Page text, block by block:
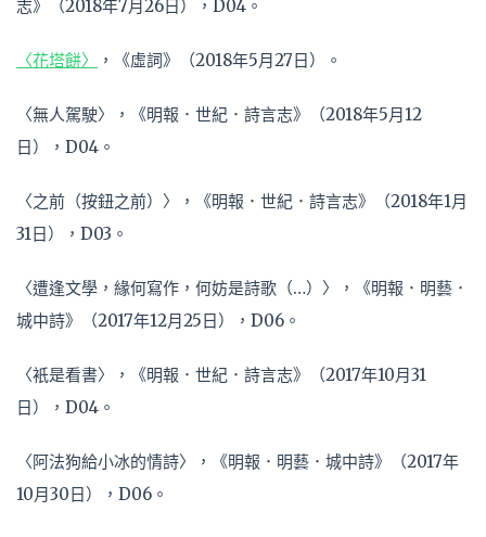
志》（2018年7月26日），D04。
〈花塔餅〉 ，《虛詞》（2018年5月27日）。
〈無人駕駛〉，《明報．世紀．詩言志》（2018年5月12
日），D04。
〈之前（按鈕之前）〉，《明報．世紀．詩言志》（2018年1月
31日），D03。
〈遭逢文學，緣何寫作，何妨是詩歌（…）〉，《明報．明藝．
城中詩》（2017年12月25日），D06。
〈衹是看書〉，《明報．世紀．詩言志》（2017年10月31
日），D04。
〈阿法狗給小冰的情詩〉，《明報．明藝．城中詩》（2017年
10月30日），D06。